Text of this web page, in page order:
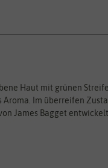
Haut mit grünen
Im überreifen
James Bagget entwickelt.